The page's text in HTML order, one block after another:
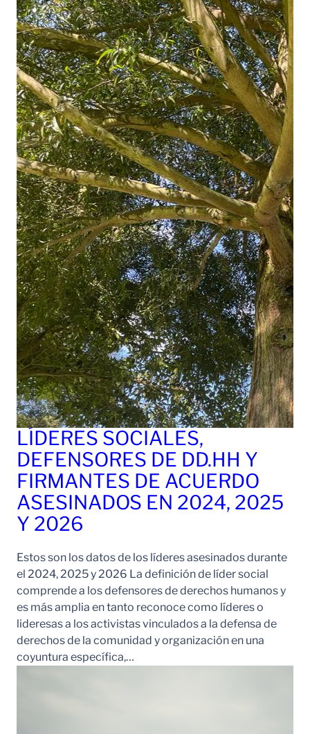
LÍDERES SOCIALES,
DEFENSORES DE DD.HH Y
FIRMANTES DE ACUERDO
ASESINADOS EN 2024, 2025
Y 2026
Estos son los datos de los líderes asesinados durante
el 2024, 2025 y 2026 La definición de líder social
comprende a los defensores de derechos humanos y
es más amplia en tanto reconoce como líderes o
lideresas a los activistas vinculados a la defensa de
derechos de la comunidad y organización en una
coyuntura específica,…